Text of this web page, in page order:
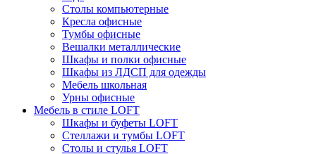
Столы компьютерные
Кресла офисные
Тумбы офисные
Вешалки металлические
Шкафы и полки офисные
Шкафы из ЛДСП для одежды
Мебель школьная
Урны офисные
Мебель в стиле LOFT
Шкафы и буфеты LOFT
Стеллажи и тумбы LOFT
Столы и стулья LOFT